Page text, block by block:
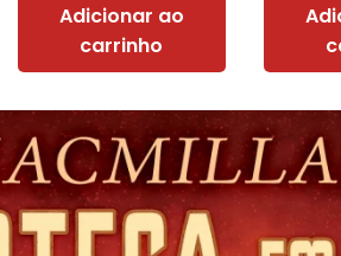
Adicionar ao
carrinho